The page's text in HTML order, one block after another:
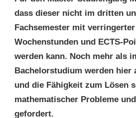
dass dieser nicht im dritten
Fachsemester mit
Wochenstunden und ECTS-
werden kann. Noch mehr als
Bachelorstudium werden hier
und die Fähigkeit zum Lösen
mathematischer Probleme
gefordert.